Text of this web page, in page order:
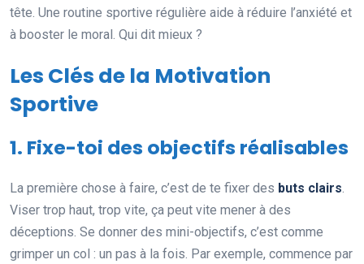
tête. Une routine sportive régulière aide à réduire l’anxiété et
à booster le moral. Qui dit mieux ?
Les Clés de la Motivation
Sportive
1. Fixe-toi des objectifs réalisables
La première chose à faire, c’est de te fixer des buts clairs.
Viser trop haut, trop vite, ça peut vite mener à des
déceptions. Se donner des mini-objectifs, c’est comme
grimper un col : un pas à la fois. Par exemple, commence par